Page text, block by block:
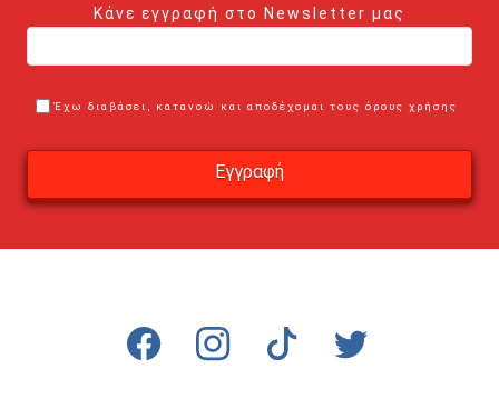
Κάνε εγγραφή στο Newsletter μας
Έχω διαβάσει, κατανοώ και αποδέχομαι τους όρους χρήσης